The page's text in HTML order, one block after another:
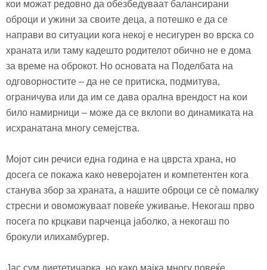
кои можат редовно да обезбедуваат балансирани
оброци и ужини за своите деца, а потешко е да се
направи во ситуации кога некој е несигурен во врска со
храната или таму кадешто родителот обично не е дома
за време на оброкот. Но основата на Поделбата на
одговорностите – да не се притиска, подмитува,
ограничува или да им се дава орална врендост на кои
било намирници – може да се вклопи во динамиката на
исхранатана многу семејства.
Мојот син речиси една година е на цврста храна, но
досега се покажа како неверојатен и компетентен кога
станува збор за храната, а нашите оброци се сѐ помалку
стресни и овоможуваат повеќе уживање. Некогаш прво
посега по крцкави парченца јаболко, а некогаш по
брокули илихамбургер.
Јас сум диететичарка, но како мајка многу повеќе